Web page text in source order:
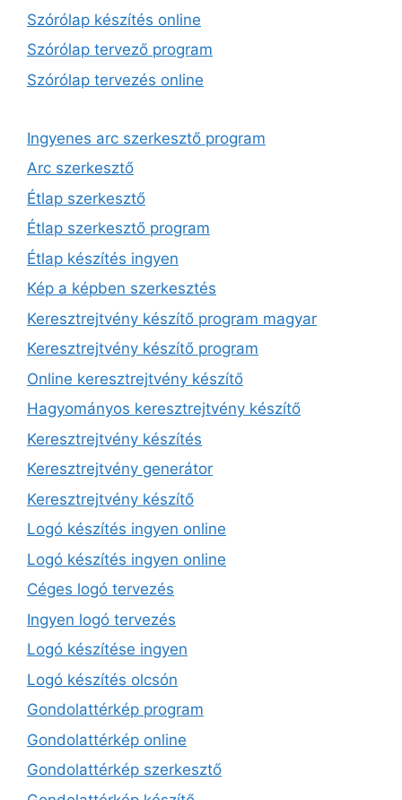
Szórólap készítés online
Szórólap tervező program
Szórólap tervezés online
Ingyenes arc szerkesztő program
Arc szerkesztő
Étlap szerkesztő
Étlap szerkesztő program
Étlap készítés ingyen
Kép a képben szerkesztés
Keresztrejtvény készítő program magyar
Keresztrejtvény készítő program
Online keresztrejtvény készítő
Hagyományos keresztrejtvény készítő
Keresztrejtvény készítés
Keresztrejtvény generátor
Keresztrejtvény készítő
Logó készítés ingyen online
Logó készítés ingyen online
Céges logó tervezés
Ingyen logó tervezés
Logó készítése ingyen
Logó készítés olcsón
Gondolattérkép program
Gondolattérkép online
Gondolattérkép szerkesztő